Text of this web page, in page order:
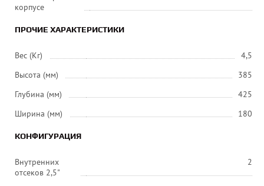
корпусе
ПРОЧИЕ ХАРАКТЕРИСТИКИ
Вес (Кг)
4,5
Высота (мм)
385
Глубина (мм)
425
Ширина (мм)
180
КОНФИГУРАЦИЯ
Внутренних
отсеков 2,5"
2